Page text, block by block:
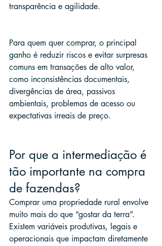
transparência e agilidade.
Para quem quer comprar, o principal
ganho é reduzir riscos e evitar surpresas
comuns em transações de alto valor,
como inconsistências documentais,
divergências de área, passivos
ambientais, problemas de acesso ou
expectativas irreais de preço.
Por que a intermediação é
tão importante na compra
de fazendas?
Comprar uma propriedade rural envolve
muito mais do que “gostar da terra”.
Existem variáveis produtivas, legais e
operacionais que impactam diretamente